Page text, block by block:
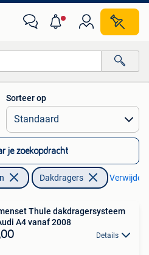
Sorteer op
je zoekopdracht
Dakdragers Verwijder
Thule dakdragersysteem
A4 vanaf 2008
Details